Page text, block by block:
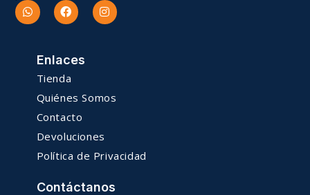
Enlaces
Tienda
Quiénes Somos
Contacto
Devoluciones
Política de Privacidad
Contáctanos